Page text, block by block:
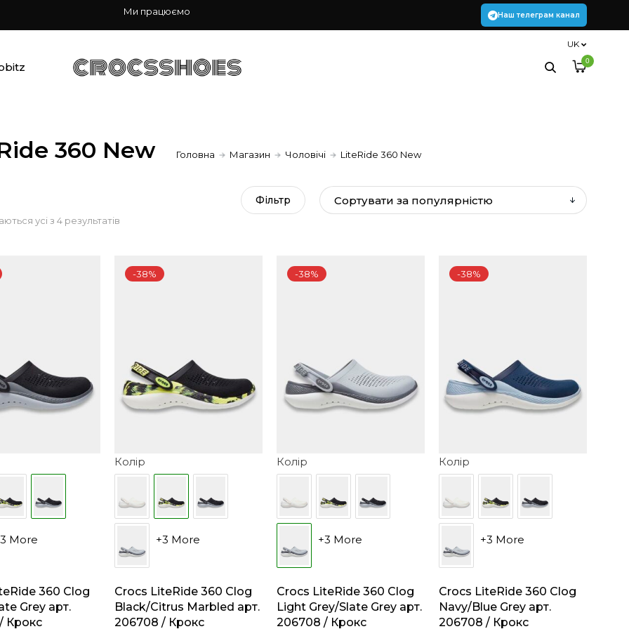
Ми працюємо Наш телеграм канал
0
UK
360 New Головна Магазин Чоловічі LiteRide 360 New
Фiльтр
усі з 4 результатів
popularity
More
360 Clog
Grey арт.
Крокс
Колір
+3 More
-38%
Crocs LiteRide 360 Clog
Black/Citrus Marbled арт.
206708 / Крокс
Колір
+3 More
-38%
Crocs LiteRide 360 Clog
Light Grey/Slate Grey арт.
206708 / Крокс
Колір
+3 More
-38%
Crocs LiteRide 360 Clog
Navy/Blue Grey арт.
206708 / Крокс